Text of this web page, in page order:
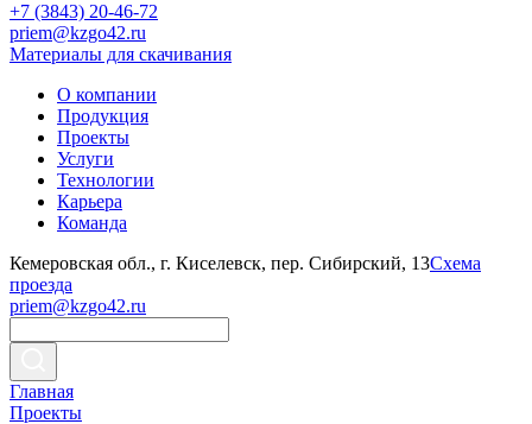
+7 (3843) 20-46-72
priem@kzgo42.ru
Материалы для скачивания
О компании
Продукция
Проекты
Услуги
Технологии
Карьера
Команда
Кемеровская обл., г. Киселевск, пер. Сибирский, 13Схема
проезда
priem@kzgo42.ru
Главная
Проекты